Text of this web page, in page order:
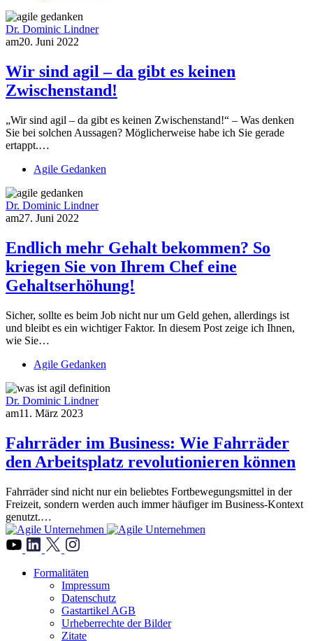
Dr. Dominic Lindner
am20. Juni 2022
Wir sind agil – da gibt es keinen
Zwischenstand!
„Wir sind agil – da gibt es keinen Zwischenstand!“ – Was denken
Sie bei solchen Aussagen? Möglicherweise habe ich Sie gerade
ertappt.…
Agile Gedanken
Dr. Dominic Lindner
am27. Juni 2022
Endlich mehr Gehalt bekommen? So
kriegen Sie von Ihrem Chef eine
Gehaltserhöhung!
Sicher, sollte es beim Job nicht nur um Geld gehen, allerdings ist
und bleibt es ein wichtiger Faktor. In diesem Post zeige ich Ihnen,
wie Sie…
Agile Gedanken
Dr. Dominic Lindner
am11. März 2023
Fahrräder im Business: Wie Fahrräder
den Arbeitsplatz revolutionieren können
Fahrräder sind nicht nur ein beliebtes Fortbewegungsmittel in der
Freizeit, sondern werden auch immer häufiger im Business-Kontext
genutzt.…
Formalitäten
Impressum
Datenschutz
Gastartikel AGB
Urheberrechte der Bilder
Zitate